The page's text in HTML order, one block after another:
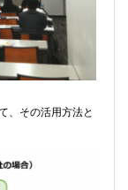
、その活用方法と